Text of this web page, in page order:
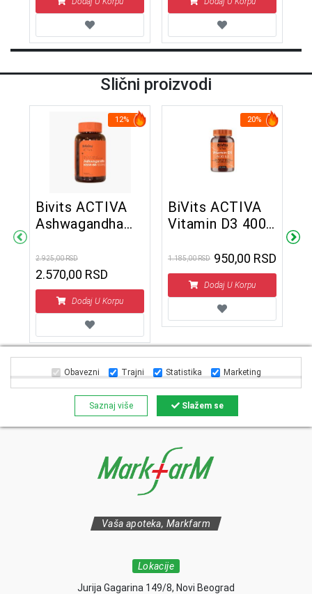
Slični proizvodi
12%
Bivits ACTIVA
Ashwagandha
60 kapsula
2.925,00 RSD
2.570,00 RSD
Dodaj U Korpu
20%
BiVits ACTIVA
Vitamin D3 400
1.185,00 RSD 950,00 RSD
Dodaj U Korpu
Vaša apoteka, Markfarm
Lokacije
Jurija Gagarina 149/8, Novi Beograd
Obavezni Trajni Statistika Marketing
Saznaj više Slažem se